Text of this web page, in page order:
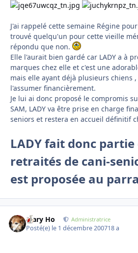
J'ai rappelé cette semaine Régine
trouvé quelqu'un pour cette vieille
répondu que non.
Elle l'aurait bien gardé car LADY a à
marques chez elle et c'est une
mais elle ayant déjà plusieurs chiens
l'assumer financièrement.
Je lui ai donc proposé le compromis
SAM, LADY va être prise en charge
seniors et restera en accueil définitif
LADY fait donc partie
retraités de cani-
est proposée au
Mary Ho Administratrice
Posté(e) le 1 décembre 200718 a